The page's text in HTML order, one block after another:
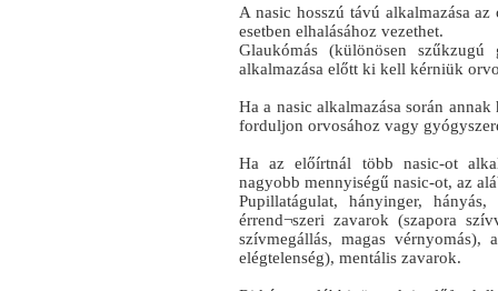
A nasic hosszú távú alkalmazása
esetben elhalásához vezethet.
Glaukómás (különösen szűkzugú
alkalmazása előtt ki kell kérniük
Ha a nasic alkalmazása során
forduljon orvosához vagy
Ha az előírtnál több nasic-ot
nagyobb mennyiségű nasic-ot, az
Pupillatágulat, hányinger,
érrend¬szeri zavarok (szapora
szívmegállás, magas vérnyomás),
elégtelenség), mentális zavarok.